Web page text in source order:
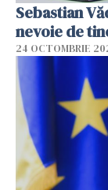
Sebastian
nevoie de
24 OCTOMBRIE